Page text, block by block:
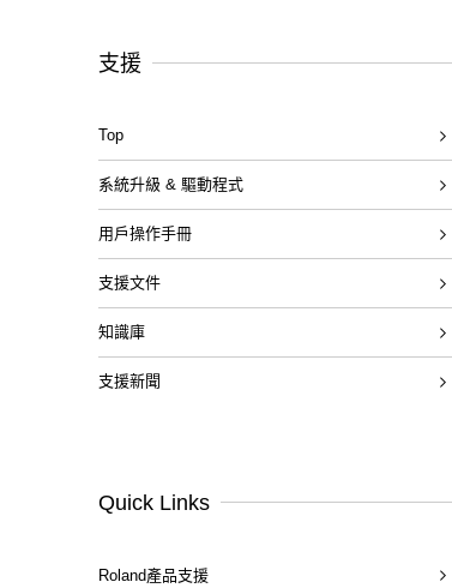
支援
Top
系統升級 & 驅動程式
用戶操作手冊
支援文件
知識庫
支援新聞
Quick Links
Roland產品支援